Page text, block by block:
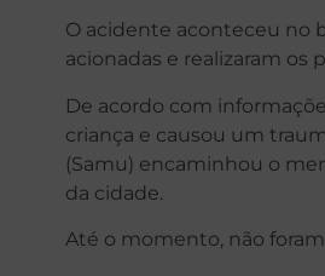
O acidente aconteceu no
acionadas e realizaram
De acordo com
criança e causou um
(Samu) encaminhou o
da cidade.
Até o momento, não